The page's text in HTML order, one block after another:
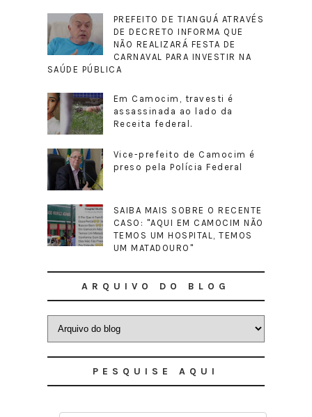
PREFEITO DE TIANGUÁ ATRAVÉS
DE DECRETO INFORMA QUE
NÃO REALIZARÁ FESTA DE
CARNAVAL PARA INVESTIR NA
SAÚDE PÚBLICA
Em Camocim, travesti é
assassinada ao lado da
Receita federal.
Vice-prefeito de Camocim é
preso pela Polícia Federal
SAIBA MAIS SOBRE O RECENTE
CASO: "AQUI EM CAMOCIM NÃO
TEMOS UM HOSPITAL, TEMOS
UM MATADOURO"
ARQUIVO DO BLOG
PESQUISE AQUI